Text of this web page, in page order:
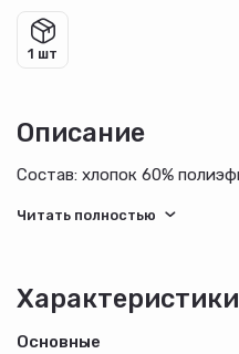
1 шт
Описание
Состав: хлопок 60%
Характеристики
Основные